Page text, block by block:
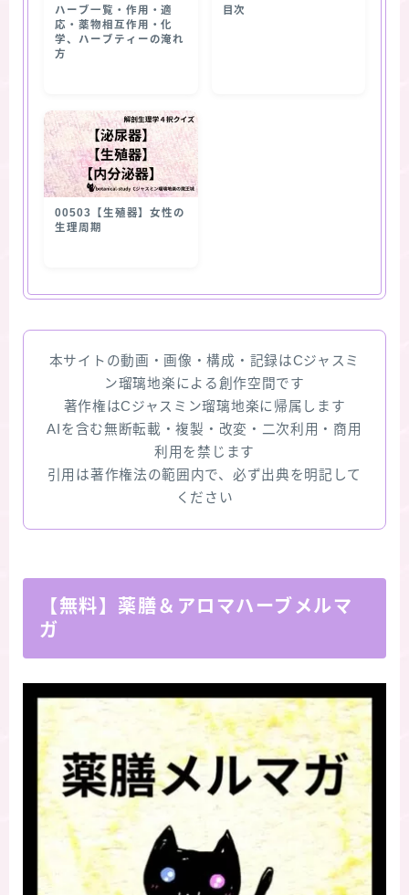
ハーブ一覧・作用・適
応・薬物相互作用・化
学、ハーブティーの淹れ
方
目次
00503【生殖器】女性の
生理周期
本サイトの動画・画像・構成・記録はCジャスミ
ン瑠璃地楽による創作空間です
著作権はCジャスミン瑠璃地楽に帰属します
AIを含む無断転載・複製・改変・二次利用・商用
利用を禁じます
引用は著作権法の範囲内で、必ず出典を明記して
ください
【無料】薬膳＆アロマハーブメルマ
ガ